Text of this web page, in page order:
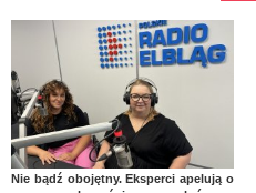
Nie bądź obojętny. Eksperci apelują o